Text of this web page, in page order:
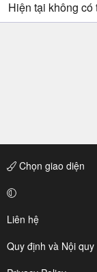
Hiện tại không
Chọn giao diện
Liên hệ
Quy định và Nội quy